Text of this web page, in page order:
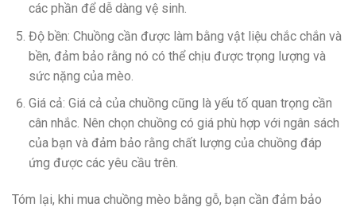
các phần để dễ dàng vệ sinh.
Độ bền: Chuồng cần được làm bằng vật liệu chắc chắn và
bền, đảm bảo rằng nó có thể chịu được trọng lượng và
sức nặng của mèo.
Giá cả: Giá cả của chuồng cũng là yếu tố quan trọng cần
cân nhắc. Nên chọn chuồng có giá phù hợp với ngân sách
của bạn và đảm bảo rằng chất lượng của chuồng đáp
ứng được các yêu cầu trên.
Tóm lại, khi mua chuồng mèo bằng gỗ, bạn cần đảm bảo